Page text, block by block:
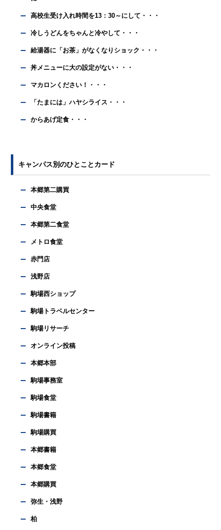
高校生受け入れ時間を13：30～にして・・・
冷しうどんをちゃんと冷やして・・・
給湯器に「お茶」がなくなりショック・・・
丼メニューに大の設定がない・・・
マカロンください！・・・
「たまには」ハヤシライス・・・
からあげ定食・・・
キャンパス別のひとことカード
本郷第二購買
中央食堂
本郷第二食堂
メトロ食堂
赤門店
浅野店
駒場西ショップ
駒場トラベルセンター
駒場リサーチ
オンライン投稿
本郷本部
駒場事務室
駒場食堂
駒場書籍
駒場購買
本郷書籍
本郷食堂
本郷購買
弥生・浅野
柏